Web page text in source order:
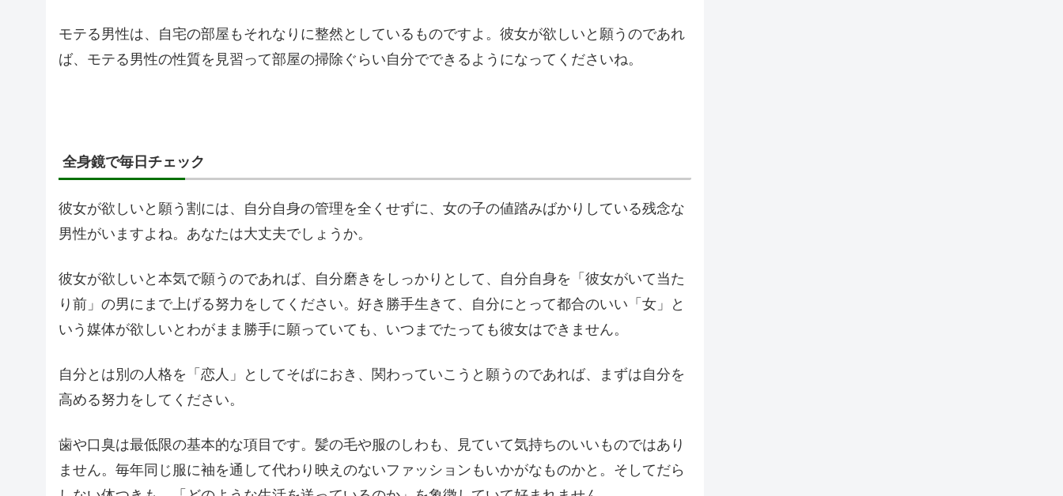
モテる男性は、自宅の部屋もそれなりに整然としているものですよ。彼女が欲しいと願うのであれ
ば、モテる男性の性質を見習って部屋の掃除ぐらい自分でできるようになってくださいね。
全身鏡で毎日チェック
彼女が欲しいと願う割には、自分自身の管理を全くせずに、女の子の値踏みばかりしている残念な
男性がいますよね。あなたは大丈夫でしょうか。
彼女が欲しいと本気で願うのであれば、自分磨きをしっかりとして、自分自身を「彼女がいて当た
り前」の男にまで上げる努力をしてください。好き勝手生きて、自分にとって都合のいい「女」と
いう媒体が欲しいとわがまま勝手に願っていても、いつまでたっても彼女はできません。
自分とは別の人格を「恋人」としてそばにおき、関わっていこうと願うのであれば、まずは自分を
高める努力をしてください。
歯や口臭は最低限の基本的な項目です。髪の毛や服のしわも、見ていて気持ちのいいものではあり
ません。毎年同じ服に袖を通して代わり映えのないファッションもいかがなものかと。そしてだら